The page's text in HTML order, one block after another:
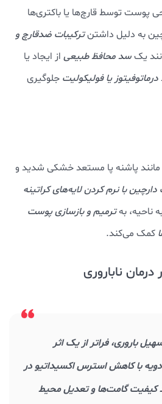
پوست توسط قارچ‌ها یا باکتری‌ها
به دلیل داشتنترکیبات ضدقارچ و
یکسد محافظ طبیعی از ایجاد یا
درماتوفیتوز یا فولیکولیت جلوگیری
پاشنه پا مستعد خشکی شدید و
با نرم کردن لایه‌های کراتینه
ناحیه، بهترمیم و بازسازی پوست
کمک می‌کند.
باروری، فراتر از یک اثر
با کاهش استرس اکسیداتیو در
کیفیت گامت‌ها و تعدیل محیط